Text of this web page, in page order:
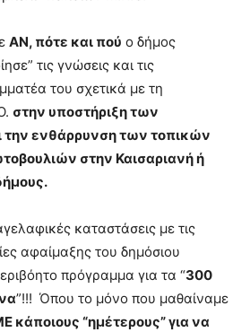
ΑΝ, πότε και πού ο δήμος
τις γνώσεις και τις
του σχετικά με τη
στην υποστήριξη των
την ενθάρρυνση των τοπικών
στην Καισαριανή ή
καταστάσεις με τις
αφαίμαξης του δημόσιου
πρόγραμμα για τα “300
”!!! Όπου το μόνο που μαθαίναμε
“ημέτερους” για να